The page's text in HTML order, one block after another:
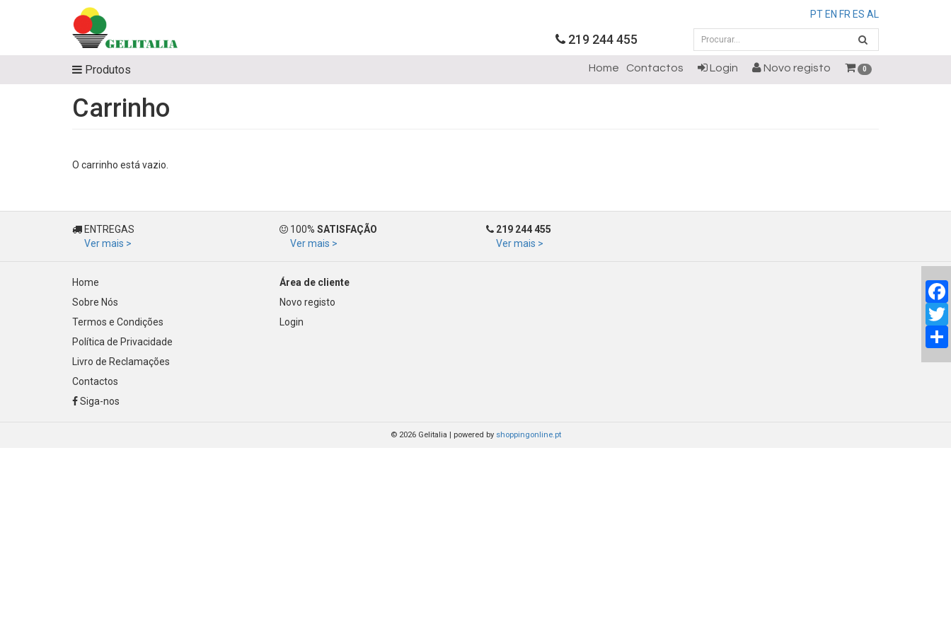
219 244 455
PT EN FR ES AL
Produtos 0
Novo registo
Login
Contactos
Home
Carrinho
O carrinho está vazio.
ENTREGAS
Ver mais >
100% SATISFAÇÃO
Ver mais >
219 244 455
Ver mais >
Home
Sobre Nós
Termos e Condições
Política de Privacidade
Livro de Reclamações
Contactos
Siga-nos
Área de cliente
Novo registo
Login
© 2026 Gelitalia | powered by shoppingonline.pt